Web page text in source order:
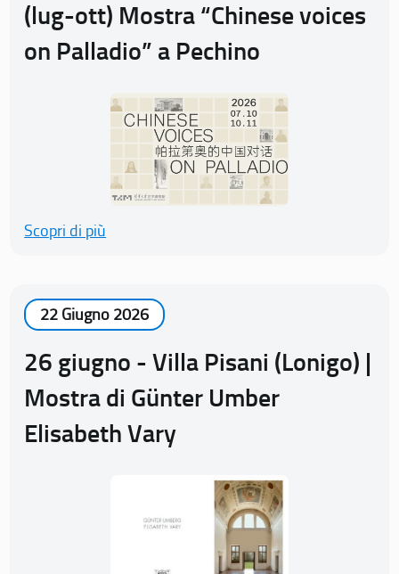
(lug-ott) Mostra “Chinese voices
on Palladio” a Pechino
Scopri di più
22 Giugno 2026
26 giugno - Villa Pisani (Lonigo) |
Mostra di Günter Umber
Elisabeth Vary